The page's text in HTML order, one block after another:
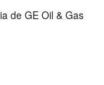
de GE Oil & Gas